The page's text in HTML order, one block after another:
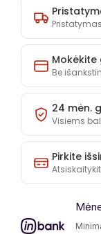
kiekį
Be
24 mėn.
Visiems
Pirkite